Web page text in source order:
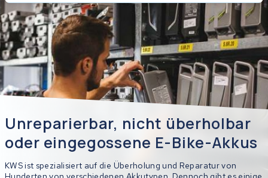
Unreparierbar, nicht überholbar
oder eingegossene E-Bike-Akkus
KWS ist spezialisiert auf die Überholung und Reparatur von
Warenkorb Schließen
Ihr Warenkorb ist leer.
Immer eine passende Lösung 2 Jahre Garantie
Beginnen Sie mit der Eingabe in der Suchleiste, um zu suchen